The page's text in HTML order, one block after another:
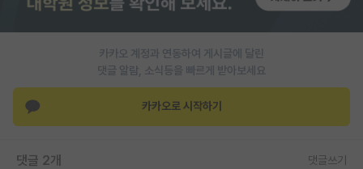
유학교육
반도체 아카데미
카카오 계정과 연동하여 게시글에 달린
댓글 알람, 소식등을 빠르게 받아보세요
카카오로 시작하기
댓글 2개 댓글쓰기